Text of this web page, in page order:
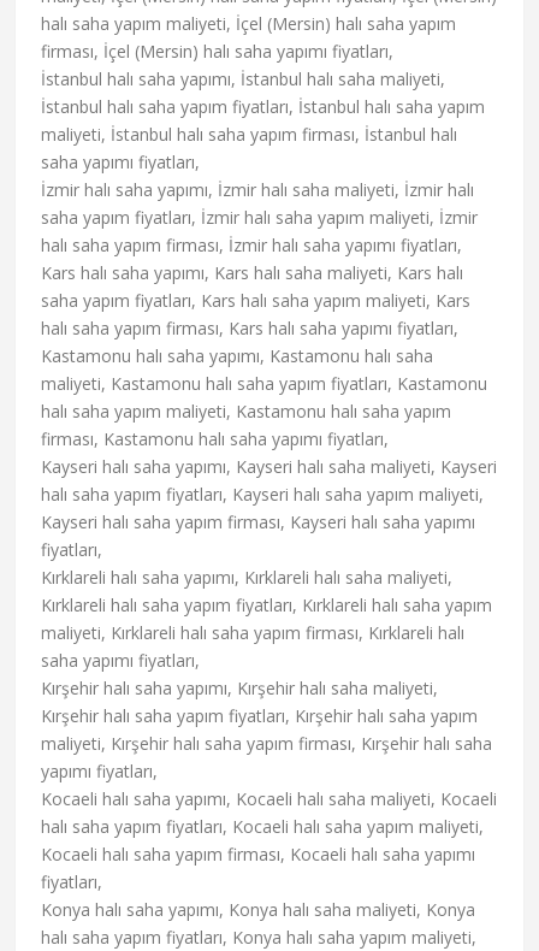
halı saha yapım maliyeti, İçel (Mersin) halı saha yapım
firması, İçel (Mersin) halı saha yapımı fiyatları,
İstanbul halı saha yapımı, İstanbul halı saha maliyeti,
İstanbul halı saha yapım fiyatları, İstanbul halı saha yapım
maliyeti, İstanbul halı saha yapım firması, İstanbul halı
saha yapımı fiyatları,
İzmir halı saha yapımı, İzmir halı saha maliyeti, İzmir halı
saha yapım fiyatları, İzmir halı saha yapım maliyeti, İzmir
halı saha yapım firması, İzmir halı saha yapımı fiyatları,
Kars halı saha yapımı, Kars halı saha maliyeti, Kars halı
saha yapım fiyatları, Kars halı saha yapım maliyeti, Kars
halı saha yapım firması, Kars halı saha yapımı fiyatları,
Kastamonu halı saha yapımı, Kastamonu halı saha
maliyeti, Kastamonu halı saha yapım fiyatları, Kastamonu
halı saha yapım maliyeti, Kastamonu halı saha yapım
firması, Kastamonu halı saha yapımı fiyatları,
Kayseri halı saha yapımı, Kayseri halı saha maliyeti, Kayseri
halı saha yapım fiyatları, Kayseri halı saha yapım maliyeti,
Kayseri halı saha yapım firması, Kayseri halı saha yapımı
fiyatları,
Kırklareli halı saha yapımı, Kırklareli halı saha maliyeti,
Kırklareli halı saha yapım fiyatları, Kırklareli halı saha yapım
maliyeti, Kırklareli halı saha yapım firması, Kırklareli halı
saha yapımı fiyatları,
Kırşehir halı saha yapımı, Kırşehir halı saha maliyeti,
Kırşehir halı saha yapım fiyatları, Kırşehir halı saha yapım
maliyeti, Kırşehir halı saha yapım firması, Kırşehir halı saha
yapımı fiyatları,
Kocaeli halı saha yapımı, Kocaeli halı saha maliyeti, Kocaeli
halı saha yapım fiyatları, Kocaeli halı saha yapım maliyeti,
Kocaeli halı saha yapım firması, Kocaeli halı saha yapımı
fiyatları,
Konya halı saha yapımı, Konya halı saha maliyeti, Konya
halı saha yapım fiyatları, Konya halı saha yapım maliyeti,